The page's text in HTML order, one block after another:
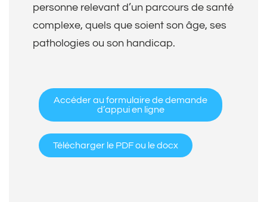
personne relevant d’un parcours de santé
complexe, quels que soient son âge, ses
pathologies ou son handicap.
Accéder au formulaire de demande
d’appui en ligne
Télécharger le PDF ou le docx